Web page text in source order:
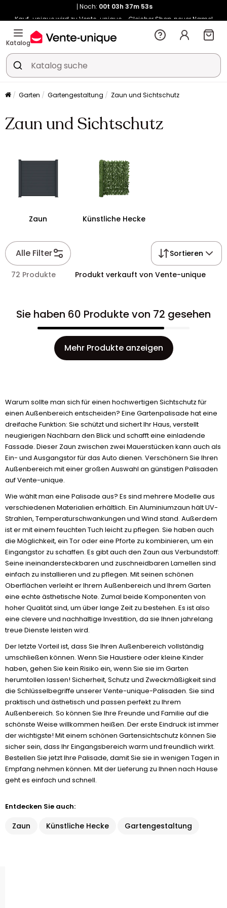
Kauf-unique wird zu Vente-unique - Gleicher Shop, neuer Name!
Noch:00t03h
Katalog
Garten Gartengestaltung Zaun und Sichtschutz
Zaun und Sichtschutz
Zaun Künstliche Hecke
Alle Filter Sortieren
72 Produkte Produkt verkauft von Vente-unique
Sie haben 60 Produkte von 72 gesehen
Mehr Produkte anzeigen
Warum sollte man sich für einen hochwertigen Sichtschutz für
einen Außenbereich entscheiden? Eine Gartenpalisade hat eine
dreifache Funktion: Sie schützt und sichert Ihr Haus, verstellt
neugierigen Nachbarn den Blick und schafft eine einladende
Fassade. Dieser Zaun zwischen zwei Mauerstücken kann auch als
Ein- und Ausgangstor für das Auto dienen. Verschönern Sie Ihren
Außenbereich mit einer großen Auswahl an günstigen Palisaden
auf Vente-unique.
Wie wählt man eine Palisade aus? Es sind mehrere Modelle aus
verschiedenen Materialien erhältlich. Ein Aluminiumzaun hält UV-
Strahlen, Temperaturschwankungen und Wind stand. Außerdem
ist er mit einem feuchten Tuch leicht zu pflegen. Sie haben auch
die Möglichkeit, ein Tor oder eine Pforte zu kombinieren, um ein
Eingangstor zu schaffen. Es gibt auch den Zaun aus Verbundstoff:
Seine ineinandersteckbaren und zuschneidbaren Lamellen sind
einfach zu installieren und zu pflegen. Mit seinen schönen
Oberflächen verleiht er Ihrem Außenbereich und Ihrem Garten
eine echte ästhetische Note. Zumal beide Komponenten von
hoher Qualität sind, um über lange Zeit zu bestehen. Es ist also
eine clevere und nachhaltige Investition, da sie Ihnen jahrelang
treue Dienste leisten wird.
Der letzte Vorteil ist, dass Sie Ihren Außenbereich vollständig
umschließen können. Wenn Sie Haustiere oder kleine Kinder
haben, gehen Sie kein Risiko ein, wenn Sie sie im Garten
herumtollen lassen! Sicherheit, Schutz und Zweckmäßigkeit sind
die Schlüsselbegriffe unserer Vente-unique-Palisaden. Sie sind
praktisch und ästhetisch und passen perfekt zu Ihrem
Außenbereich. So können Sie Ihre Freunde und Familie auf die
schönste Weise willkommen heißen. Der erste Eindruck ist immer
der wichtigste! Mit einem schönen Gartensichtschutz können Sie
sicher sein, dass Ihr Eingangsbereich warm und freundlich wirkt.
Bestellen Sie jetzt Ihre Palisade, damit Sie sie in wenigen Tagen in
Empfang nehmen können. Mit der Lieferung zu Ihnen nach Hause
geht es einfach und schnell.
Entdecken Sie auch:
Zaun Künstliche Hecke Gartengestaltung